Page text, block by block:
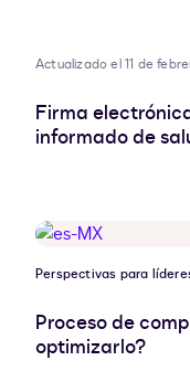
Actualizado el 11 de
Firma
informado de
Perspectivas para
Proceso de
optimizarlo?